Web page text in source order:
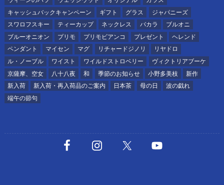
キャッシュバックキャンペーン
ギフト グラス
ジャパニーズ
スワロフスキー
ティーカップ ネックレス バカラ
ブルオニ
ブルーオニオン
プリモ プリモビアンコ プレゼント
ヘレンド
ペンダント
マイセン マグ リチャードジノリ
リヤドロ
ル・ノーブル
ワイスト ワイルドストロベリー
ヴィクトリアブーケ
京薩摩、空女
八十八夜 和 季節のお知らせ 小野多美枝
新作
新入荷
新入荷・再入荷品のご案内 日本茶 母の日
波の戯れ
端午の節句